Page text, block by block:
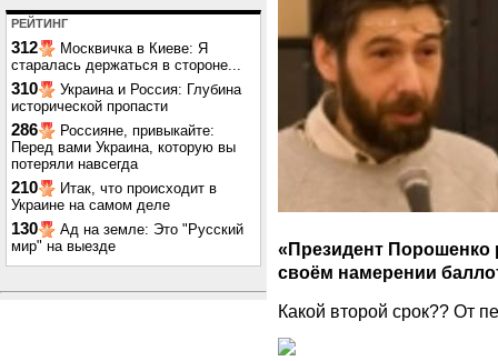
РЕЙТИНГ
312
Москвичка в Киеве: Я
старалась держаться в стороне...
310
Украина и Россия: Глубина
исторической пропасти
286
Россияне, привыкайте:
Перед вами Украина, которую вы
потеряли навсегда
210
Итак, что происходит в
Украине на самом деле
130
Ад на земле: Это "Русский
мир" на выезде
«Президент Порошенко
своём намерении
Какой второй срок?? От